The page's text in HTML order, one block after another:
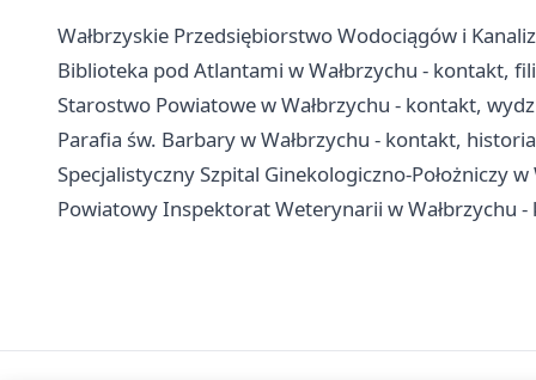
Wałbrzyskie Przedsiębiorstwo Wodociągów i
Biblioteka pod Atlantami w Wałbrzychu - kontakt,
Starostwo Powiatowe w Wałbrzychu - kontakt,
Parafia św. Barbary w Wałbrzychu - kontakt,
Specjalistyczny Szpital Ginekologiczno-Położniczy
Powiatowy Inspektorat Weterynarii w Wałbrzychu